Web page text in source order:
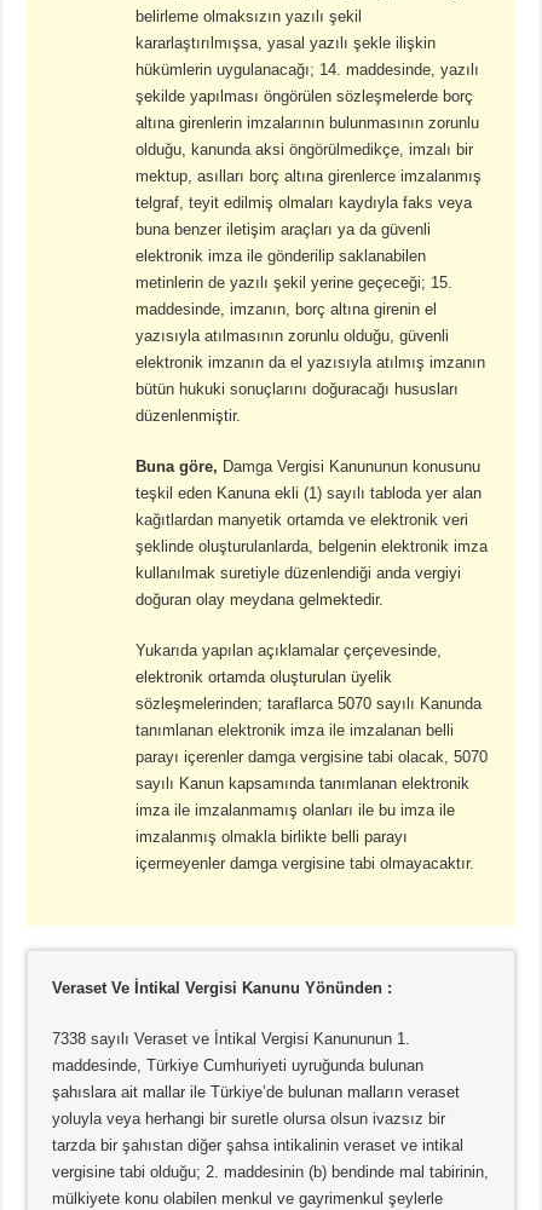
belirleme olmaksızın yazılı şekil
kararlaştırılmışsa, yasal yazılı şekle ilişkin
hükümlerin uygulanacağı; 14. maddesinde, yazılı
şekilde yapılması öngörülen sözleşmelerde borç
altına girenlerin imzalarının bulunmasının zorunlu
olduğu, kanunda aksi öngörülmedikçe, imzalı bir
mektup, asılları borç altına girenlerce imzalanmış
telgraf, teyit edilmiş olmaları kaydıyla faks veya
buna benzer iletişim araçları ya da güvenli
elektronik imza ile gönderilip saklanabilen
metinlerin de yazılı şekil yerine geçeceği; 15.
maddesinde, imzanın, borç altına girenin el
yazısıyla atılmasının zorunlu olduğu, güvenli
elektronik imzanın da el yazısıyla atılmış imzanın
bütün hukuki sonuçlarını doğuracağı hususları
düzenlenmiştir.
Buna göre, Damga Vergisi Kanununun konusunu
teşkil eden Kanuna ekli (1) sayılı tabloda yer alan
kağıtlardan manyetik ortamda ve elektronik veri
şeklinde oluşturulanlarda, belgenin elektronik imza
kullanılmak suretiyle düzenlendiği anda vergiyi
doğuran olay meydana gelmektedir.
Yukarıda yapılan açıklamalar çerçevesinde,
elektronik ortamda oluşturulan üyelik
sözleşmelerinden; taraflarca 5070 sayılı Kanunda
tanımlanan elektronik imza ile imzalanan belli
parayı içerenler damga vergisine tabi olacak, 5070
sayılı Kanun kapsamında tanımlanan elektronik
imza ile imzalanmamış olanları ile bu imza ile
imzalanmış olmakla birlikte belli parayı
içermeyenler damga vergisine tabi olmayacaktır.
Veraset Ve İntikal Vergisi Kanunu Yönünden :
7338 sayılı Veraset ve İntikal Vergisi Kanununun 1.
maddesinde, Türkiye Cumhuriyeti uyruğunda bulunan
şahıslara ait mallar ile Türkiye’de bulunan malların veraset
yoluyla veya herhangi bir suretle olursa olsun ivazsız bir
tarzda bir şahıstan diğer şahsa intikalinin veraset ve intikal
vergisine tabi olduğu; 2. maddesinin (b) bendinde mal tabirinin,
mülkiyete konu olabilen menkul ve gayrimenkul şeylerle